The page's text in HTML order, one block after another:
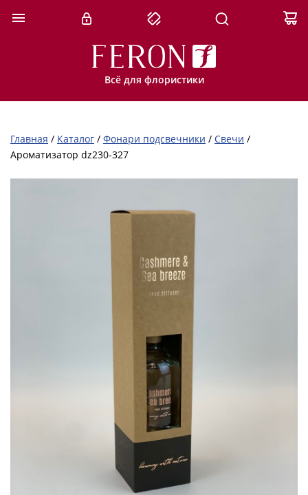
Всё для флористики
Главная / Каталог / Фонари подсвечники / Свечи /
Ароматизатор dz230-327